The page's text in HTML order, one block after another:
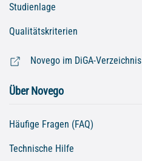
Studienlage
Qualitätskriterien
Novego im DiGA-Verzeichnis
Über Novego
Häufige Fragen (FAQ)
Technische Hilfe